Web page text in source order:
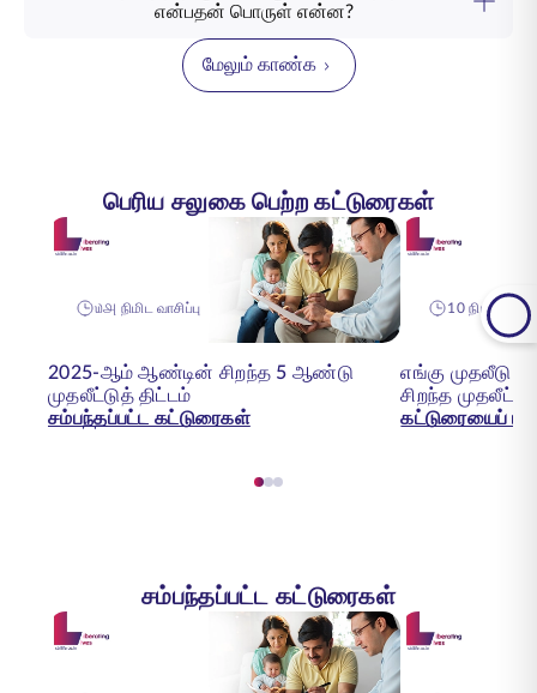
என்பதன் பொருள் என்ன?
மேலும் காண்க
பெரிய சலுகை பெற்ற கட்டுரைகள்
௰௮ நிமிட வாசிப்பு
2025-ஆம் ஆண்டின் சிறந்த 5 ஆண்டு
முதலீட்டுத் திட்டம்
சம்பந்தப்பட்ட கட்டுரைகள்
10 நிமிடங்கள்
எங்கு முதலீடு
சிறந்த
கட்டுரையைப்
சம்பந்தப்பட்ட கட்டுரைகள்